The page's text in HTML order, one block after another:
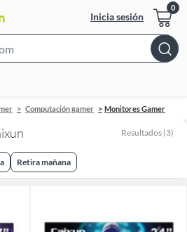
Inicia sesión
Bar
Computación gamer Monitores Gamer
Resultados (3)
Retira mañana